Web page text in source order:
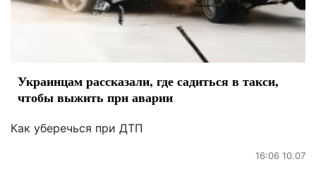
Украинцам рассказали, где садиться в такси,
чтобы выжить при аварии
Как уберечься при ДТП
16:06 10.07